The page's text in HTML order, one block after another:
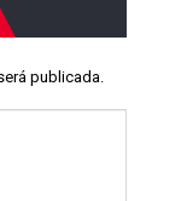
publicada.